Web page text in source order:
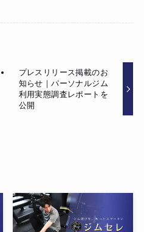
プレスリリース掲載のお
知らせ｜パーソナルジム
利用実態調査レポートを
公開